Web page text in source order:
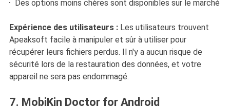
Des options moins chères sont disponibles sur le marché
Expérience des utilisateurs :Les utilisateurs trouvent
Apeaksoft facile à manipuler et sûr à utiliser pour
récupérer leurs fichiers perdus. Il n'y a aucun risque de
sécurité lors de la restauration des données, et votre
appareil ne sera pas endommagé.
7. MobiKin Doctor for Android